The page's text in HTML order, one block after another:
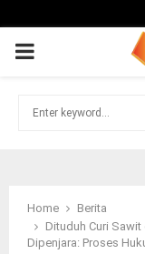
PRIMARY
Home
Berita
Dituduh Curi Sawit
Dipenjara: Proses